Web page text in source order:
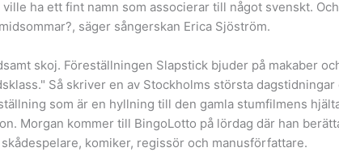
ville ha ett fint namn som associerar till något svenskt.
säger sångerskan Erica Sjöström.
skoj. Föreställningen Slapstick bjuder på makaber
Så skriver en av Stockholms största
som är en hyllning till den gamla stumfilmens
Morgan kommer till BingoLotto på lördag där han
komiker, regissör och manusförfattare.